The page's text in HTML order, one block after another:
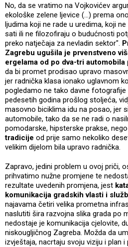
No, da se vratimo na Vojkovićev
ekološke zelene ljevice (...) prema
ljudima koji ne rade u uredima, koji
sati ili ne filozofiraju o budućnosti
preko natječaja za nevladin sektor".
Zagrebu ugušila je prvenstveno
ergelama od po dva-tri automobila
da bi promet prodisao upravo
jer radnička klasa ionako uglavnom
pogledamo ne tako davne
pedesetih godina prošlog stoljeća,
masovno biciklima idu na posao, jer
automobile, tako da se ne radi o
pomodarske, hipsterske prakse,
tradicije od prije samo nekoliko
velikim dijelom bila upravo radnička.
Zapravo, jedini problem u ovoj priči,
prihvatimo nužne promjene te
rezultate uvedenih promjena, jest
komunikacija gradskih vlasti i
najavama četiri velika prometna
naslutiti šira razvojna slika grada po
nedostaje je komunikacija cjelovite,
niskougljičnog Zagreba. Možda da
izvještaja, nacrtaju svoju viziju i plan i